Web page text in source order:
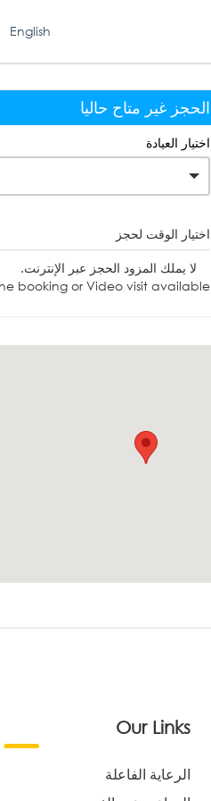
English
الحجز غير متاح حاليا
اختيار العيادة
اختيار الوقت لحجز
لا يملك المزود الحجز عبر الإنترنت.
booking or Video visit available.
Our Links
الرعاية الفاعلة